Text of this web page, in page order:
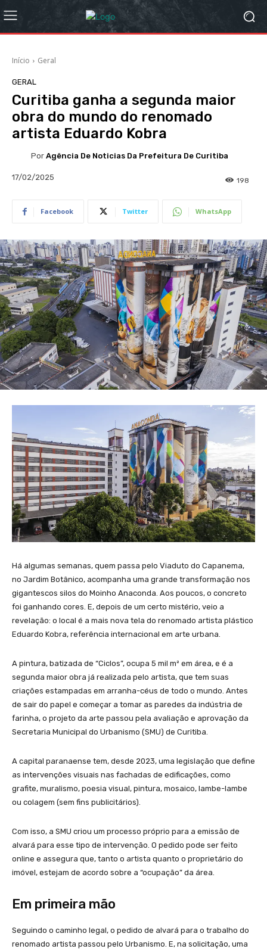
Início Geral
GERAL
Curitiba ganha a segunda maior
obra do mundo do renomado
artista Eduardo Kobra
Por Agência De Noticias Da Prefeitura De Curitiba
17/02/2025 198
Facebook Twitter WhatsApp
Há algumas semanas, quem passa pelo Viaduto do Capanema,
no Jardim Botânico, acompanha uma grande transformação nos
gigantescos silos do Moinho Anaconda. Aos poucos, o concreto
foi ganhando cores. E, depois de um certo mistério, veio a
revelação: o local é a mais nova tela do renomado artista plástico
Eduardo Kobra, referência internacional em arte urbana.
A pintura, batizada de “Ciclos”, ocupa 5 mil m² em área, e é a
segunda maior obra já realizada pelo artista, que tem suas
criações estampadas em arranha-céus de todo o mundo. Antes
de sair do papel e começar a tomar as paredes da indústria de
farinha, o projeto da arte passou pela avaliação e aprovação da
Secretaria Municipal do Urbanismo (SMU) de Curitiba.
A capital paranaense tem, desde 2023, uma legislação que define
as intervenções visuais nas fachadas de edificações, como
grafite, muralismo, poesia visual, pintura, mosaico, lambe-lambe
ou colagem (sem fins publicitários).
Com isso, a SMU criou um processo próprio para a emissão de
alvará para esse tipo de intervenção. O pedido pode ser feito
online e assegura que, tanto o artista quanto o proprietário do
imóvel, estejam de acordo sobre a “ocupação” da área.
Em primeira mão
Seguindo o caminho legal, o pedido de alvará para o trabalho do
renomado artista passou pelo Urbanismo. E, na solicitação, uma